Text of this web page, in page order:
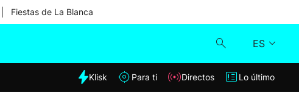
Fiestas de La Blanca
ES
Klisk
Klisk Para ti Directos Lo último